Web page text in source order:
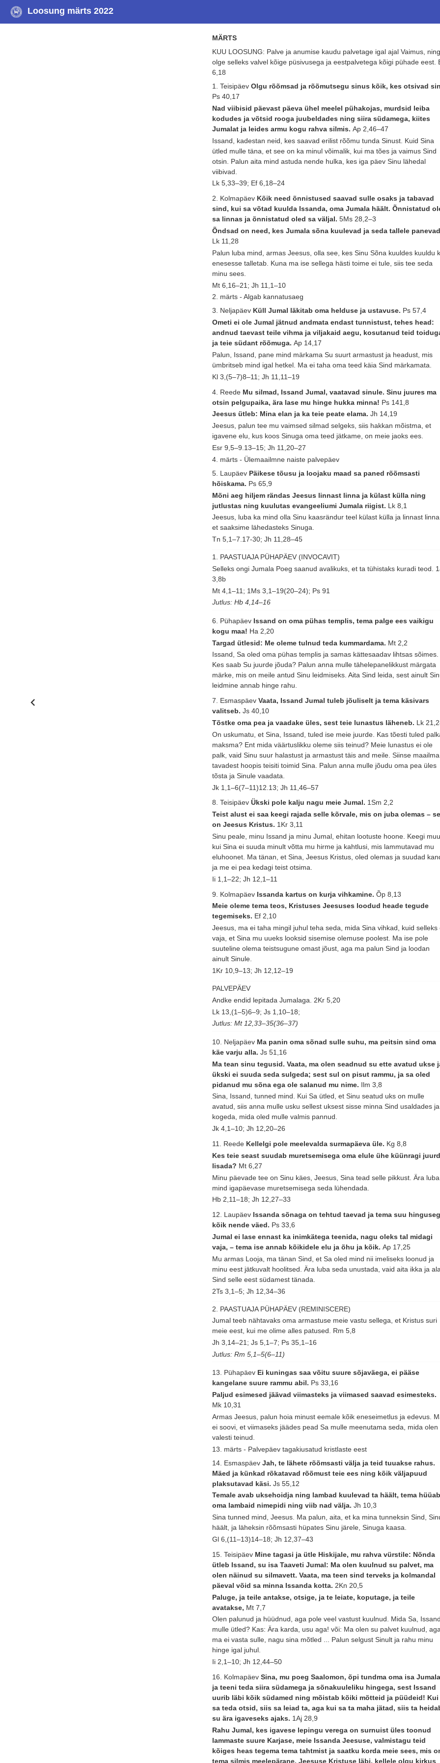
Loosung märts 2022
MÄRTS
KUU LOOSUNG: Palve ja anumise kaudu palvetage igal ajal Vaimus,
olge selleks valvel kõige püsivusega ja eestpalvetega kõigi pühade eest.
6,18
1. TeisipäevOlgu rõõmsad ja rõõmutsegu sinus kõik, kes otsivad
Ps 40,17
Nad viibisid päevast päeva ühel meelel pühakojas, murdsid leiba
kodudes ja võtsid rooga juubeldades ning siira südamega, kiites
Jumalat ja leides armu kogu rahva silmis.Ap 2,46–47
Issand, kadestan neid, kes saavad erilist rõõmu tunda Sinust. Kuid Sina
ütled mulle täna, et see on ka minul võimalik, kui ma tões ja vaimus Sind
otsin. Palun aita mind astuda nende hulka, kes iga päev Sinu lähedal
viibivad.
Lk 5,33–39; Ef 6,18–24
2. Kolmapäev Kõik need õnnistused saavad sulle osaks ja tabavad
sind, kui sa võtad kuulda Issanda, oma Jumala häält. Õnnistatud
sa linnas ja õnnistatud oled sa väljal.5Ms 28,2–3
Õndsad on need, kes Jumala sõna kuulevad ja seda tallele
Lk 11,28
Palun luba mind, armas Jeesus, olla see, kes Sinu Sõna kuuldes kuuldu
enesesse talletab. Kuna ma ise sellega hästi toime ei tule, siis tee seda
minu sees.
Mt 6,16–21; Jh 11,1–10
2. märts - Algab kannatusaeg
3. Neljapäev Küll Jumal läkitab oma helduse ja ustavuse. Ps 57,4
Ometi ei ole Jumal jätnud andmata endast tunnistust, tehes head:
andnud taevast teile vihma ja viljakaid aegu, kosutanud teid
ja teie südant rõõmuga.Ap 14,17
Palun, Issand, pane mind märkama Su suurt armastust ja headust, mis
ümbritseb mind igal hetkel. Ma ei taha oma teed käia Sind märkamata.
Kl 3,(5–7)8–11; Jh 11,11–19
4. Reede Mu silmad, Issand Jumal, vaatavad sinule. Sinu juures ma
otsin pelgupaika, ära lase mu hinge hukka minna! Ps 141,8
Jeesus ütleb: Mina elan ja ka teie peate elama.Jh 14,19
Jeesus, palun tee mu vaimsed silmad selgeks, siis hakkan mõistma, et
igavene elu, kus koos Sinuga oma teed jätkame, on meie jaoks ees.
Esr 9,5–9.13–15; Jh 11,20–27
4. märts - Ülemaailmne naiste palvepäev
5. Laupäev Päikese tõusu ja loojaku maad sa paned rõõmsasti
hõiskama. Ps 65,9
Mõni aeg hiljem rändas Jeesus linnast linna ja külast külla ning
jutlustas ning kuulutas evangeeliumi Jumala riigist. Lk 8,1
Jeesus, luba ka mind olla Sinu kaasrändur teel külast külla ja linnast
et saaksime lähedasteks Sinuga.
Tn 5,1–7.17-30; Jh 11,28–45
1. PAASTUAJA PÜHAPÄEV (INVOCAVIT)
Selleks ongi Jumala Poeg saanud avalikuks, et ta tühistaks kuradi teod.
3,8b
Mt 4,1–11; 1Ms 3,1–19(20–24); Ps 91
Jutlus: Hb 4,14–16
6. Pühapäev Issand on oma pühas templis, tema palge ees vaikigu
kogu maa! Ha 2,20
Targad ütlesid: Me oleme tulnud teda kummardama. Mt 2,2
Issand, Sa oled oma pühas templis ja samas kättesaadav lihtsas sõimes.
Kes saab Su juurde jõuda? Palun anna mulle tähelepanelikkust märgata
märke, mis on meile antud Sinu leidmiseks. Aita Sind leida, sest ainult
leidmine annab hinge rahu.
7. EsmaspäevVaata, Issand Jumal tuleb jõuliselt ja tema käsivars
valitseb.Js 40,10
Tõstke oma pea ja vaadake üles, sest teie lunastus läheneb. Lk
On uskumatu, et Sina, Issand, tuled ise meie juurde. Kas tõesti tuled
maksma? Ent mida väärtuslikku oleme siis teinud? Meie lunastus ei ole
palk, vaid Sinu suur halastust ja armastust täis and meile. Siinse maailma
tavadest hoopis teisiti toimid Sina. Palun anna mulle jõudu oma pea üles
tõsta ja Sinule vaadata.
Jk 1,1–6(7–11)12.13; Jh 11,46–57
8. TeisipäevÜkski pole kalju nagu meie Jumal. 1Sm 2,2
Teist alust ei saa keegi rajada selle kõrvale, mis on juba olemas –
on Jeesus Kristus. 1Kr 3,11
Sinu peale, minu Issand ja minu Jumal, ehitan lootuste hoone. Keegi
kui Sina ei suuda minult võtta mu hirme ja kahtlusi, mis lammutavad mu
eluhoonet. Ma tänan, et Sina, Jeesus Kristus, oled olemas ja suudad
ja me ei pea kedagi teist otsima.
Ii 1,1–22; Jh 12,1–11
9. Kolmapäev Issanda kartus on kurja vihkamine.Õp 8,13
Meie oleme tema teos, Kristuses Jeesuses loodud heade tegude
tegemiseks. Ef 2,10
Jeesus, ma ei taha mingil juhul teha seda, mida Sina vihkad, kuid selleks
vaja, et Sina mu uueks looksid sisemise olemuse poolest. Ma ise pole
suuteline olema teistsugune omast jõust, aga ma palun Sind ja loodan
ainult Sinule.
1Kr 10,9–13; Jh 12,12–19
PALVEPÄEV
Andke endid lepitada Jumalaga. 2Kr 5,20
Lk 13,(1–5)6–9; Js 1,10–18;
Jutlus: Mt 12,33–35(36–37)
10. Neljapäev Ma panin oma sõnad sulle suhu, ma peitsin sind oma
käe varju alla.Js 51,16
Ma tean sinu tegusid. Vaata, ma olen seadnud su ette avatud ukse
ükski ei suuda seda sulgeda; sest sul on pisut rammu, ja sa oled
pidanud mu sõna ega ole salanud mu nime. Ilm 3,8
Sina, Issand, tunned mind. Kui Sa ütled, et Sinu seatud uks on mulle
avatud, siis anna mulle usku sellest uksest sisse minna Sind usaldades ja
kogeda, mida oled mulle valmis pannud.
Jk 4,1–10; Jh 12,20–26
11. Reede Kellelgi pole meelevalda surmapäeva üle. Kg 8,8
Kes teie seast suudab muretsemisega oma elule ühe küünragi
lisada? Mt 6,27
Minu päevade tee on Sinu käes, Jeesus, Sina tead selle pikkust. Ära luba
mind igapäevase muretsemisega seda lühendada.
Hb 2,11–18; Jh 12,27–33
12. Laupäev Issanda sõnaga on tehtud taevad ja tema suu
kõik nende väed. Ps 33,6
Jumal ei lase ennast ka inimkätega teenida, nagu oleks tal midagi
vaja, – tema ise annab kõikidele elu ja õhu ja kõik.Ap 17,25
Mu armas Looja, ma tänan Sind, et Sa oled mind nii imeliseks loonud ja
minu eest jätkuvalt hoolitsed. Ära luba seda unustada, vaid aita ikka ja
Sind selle eest südamest tänada.
2Ts 3,1–5; Jh 12,34–36
2. PAASTUAJA PÜHAPÄEV (REMINISCERE)
Jumal teeb nähtavaks oma armastuse meie vastu sellega, et Kristus suri
meie eest, kui me olime alles patused. Rm 5,8
Jh 3,14–21; Js 5,1–7; Ps 35,1–16
Jutlus: Rm 5,1–5(6–11)
13. Pühapäev Ei kuningas saa võitu suure sõjaväega, ei pääse
kangelane suure rammu abil. Ps 33,16
Paljud esimesed jäävad viimasteks ja viimased saavad esimesteks.
Mk 10,31
Armas Jeesus, palun hoia minust eemale kõik eneseimetlus ja edevus.
ei soovi, et viimaseks jäädes pead Sa mulle meenutama seda, mida olen
valesti teinud.
13. märts - Palvepäev tagakiusatud kristlaste eest
14. EsmaspäevJah, te lähete rõõmsasti välja ja teid tuuakse rahus.
Mäed ja künkad rõkatavad rõõmust teie ees ning kõik väljapuud
plaksutavad käsi.Js 55,12
Temale avab uksehoidja ning lambad kuulevad ta häält, tema
oma lambaid nimepidi ning viib nad välja.Jh 10,3
Sina tunned mind, Jeesus. Ma palun, aita, et ka mina tunneksin Sind,
häält, ja läheksin rõõmsasti hüpates Sinu järele, Sinuga kaasa.
Gl 6,(11–13)14–18; Jh 12,37–43
15. Teisipäev Mine tagasi ja ütle Hiskijale, mu rahva vürstile: Nõnda
ütleb Issand, su isa Taaveti Jumal: Ma olen kuulnud su palvet, ma
olen näinud su silmavett. Vaata, ma teen sind terveks ja kolmandal
päeval võid sa minna Issanda kotta. 2Kn 20,5
Paluge, ja teile antakse, otsige, ja te leiate, koputage, ja teile
avatakse, Mt 7,7
Olen palunud ja hüüdnud, aga pole veel vastust kuulnud. Mida Sa,
mulle ütled? Kas: Ära karda, usu aga! või: Ma olen su palvet kuulnud,
ma ei vasta sulle, nagu sina mõtled ... Palun selgust Sinult ja rahu minu
hinge igal juhul.
Ii 2,1–10; Jh 12,44–50
16. KolmapäevSina, mu poeg Saalomon, õpi tundma oma isa
ja teeni teda siira südamega ja sõnakuuleliku hingega, sest Issand
uurib läbi kõik südamed ning mõistab kõiki mõtteid ja püüdeid! Kui
sa teda otsid, siis sa leiad ta, aga kui sa ta maha jätad, siis ta
su ära igaveseks ajaks. 1Aj 28,9
Rahu Jumal, kes igavese lepingu verega on surnuist üles toonud
lammaste suure Karjase, meie Issanda Jeesuse, valmistagu teid
kõiges heas tegema tema tahtmist ja saatku korda meie sees, mis
tema silmis meelepärane, Jeesuse Kristuse läbi, kellele olgu kirkus